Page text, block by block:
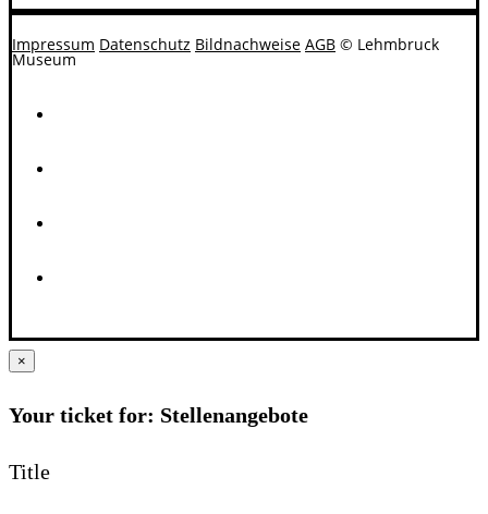
Impressum Datenschutz Bildnachweise AGB © Lehmbruck
Museum
×
Your ticket for: Stellenangebote
Title